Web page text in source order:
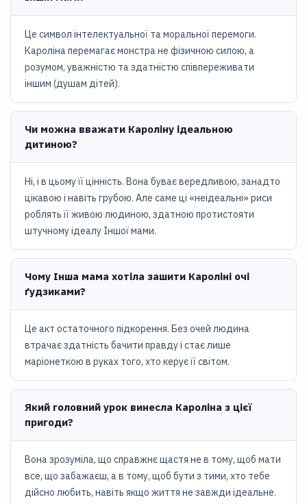
Це символ інтелектуальної та моральної перемоги.
Кароліна перемагає монстра не фізичною силою, а
розумом, уважністю та здатністю співпереживати
іншим (душам дітей).
Чи можна вважати Кароліну ідеальною
дитиною?
Ні, і в цьому її цінність. Вона буває вередливою, занадто
цікавою і навіть грубою. Але саме ці «неідеальні» риси
роблять її живою людиною, здатною протистояти
штучному ідеалу Іншої мами.
Чому Інша мама хотіла зашити Кароліні очі
ґудзиками?
Це акт остаточного підкорення. Без очей людина
втрачає здатність бачити правду і стає лише
маріонеткою в руках того, хто керує її світом.
Який головний урок винесла Кароліна з цієї
пригоди?
Вона зрозуміла, що справжнє щастя не в тому, щоб мати
все, що забажаєш, а в тому, щоб бути з тими, хто тебе
дійсно любить, навіть якщо життя не завжди ідеальне.